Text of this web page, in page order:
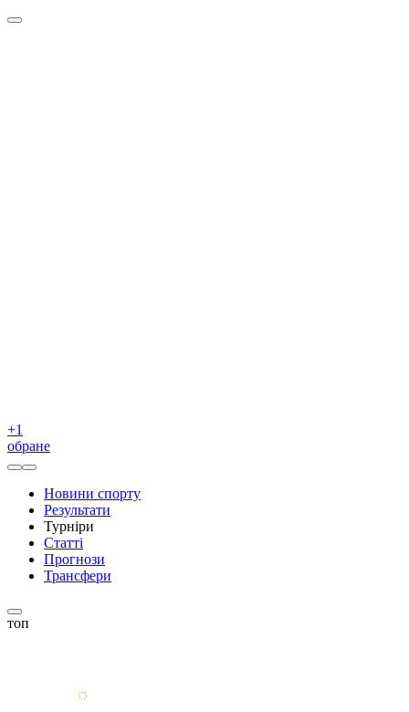
+1
обране
Новини спорту
Результати
Турніри
Статті
Прогнози
Трансфери
топ